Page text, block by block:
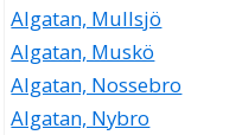
Algatan, Mullsjö
Algatan, Muskö
Algatan, Nossebro
Algatan, Nybro